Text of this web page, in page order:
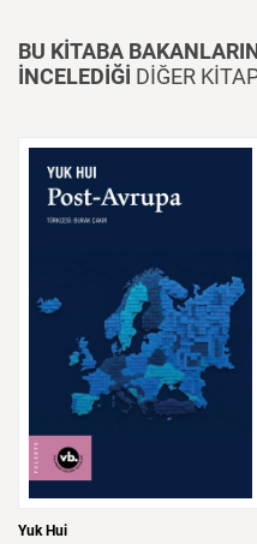
BU KİTABA
İNCELEDİĞİ DİĞER
Yuk Hui